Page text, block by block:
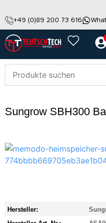
+49 (0)89 200 73 616
Sungrow SBH300
Hersteller: